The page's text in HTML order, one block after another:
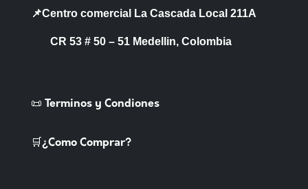
📌Centro comercial La Cascada Local 211A
CR 53 # 50 – 51 Medellin, Colombia
📜 Terminos y Condiones
🛒¿Como Comprar?